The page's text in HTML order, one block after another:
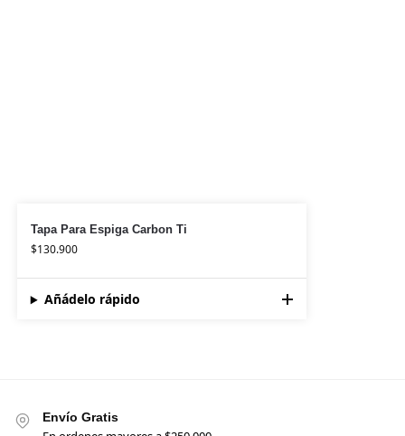
Tapa Para Espiga Carbon Ti
$130.900
Añádelo rápido
Envío Gratis